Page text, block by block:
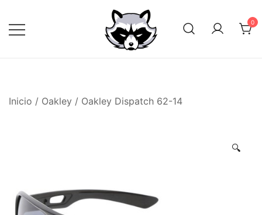
contenido
0
Inicio / Oakley / Oakley Dispatch 62-14
🔍